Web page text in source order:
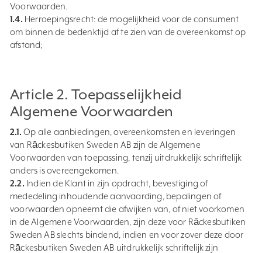
Voorwaarden.
1.4. Herroepingsrecht: de mogelijkheid voor de consument
om binnen de bedenktijd af te zien van de overeenkomst op
afstand;
Article 2. Toepasselijkheid
Algemene Voorwaarden
2.1. Op alle aanbiedingen, overeenkomsten en leveringen
van Rāckesbutiken Sweden AB zijn de Algemene
Voorwaarden van toepassing, tenzij uitdrukkelijk schriftelijk
anders is overeengekomen.
2.2. Indien de Klant in zijn opdracht, bevestiging of
mededeling inhoudende aanvaarding, bepalingen of
voorwaarden opneemt die afwijken van, of niet voorkomen
in de Algemene Voorwaarden, zijn deze voor Rāckesbutiken
Sweden AB slechts bindend, indien en voor zover deze door
Rāckesbutiken Sweden AB uitdrukkelijk schriftelijk zijn